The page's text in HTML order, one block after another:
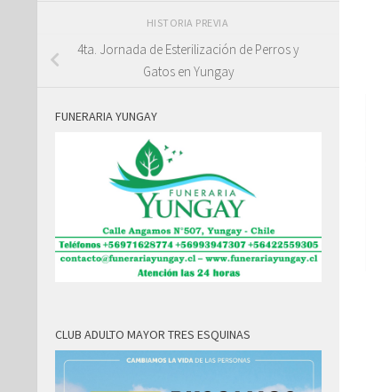
HISTORIA PREVIA
4ta. Jornada de Esterilización de Perros y
Gatos en Yungay
FUNERARIA YUNGAY
CLUB ADULTO MAYOR TRES ESQUINAS